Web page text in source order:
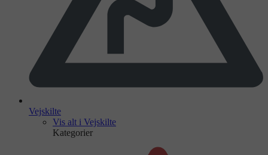
Vejskilte
Vis alt i Vejskilte
Kategorier